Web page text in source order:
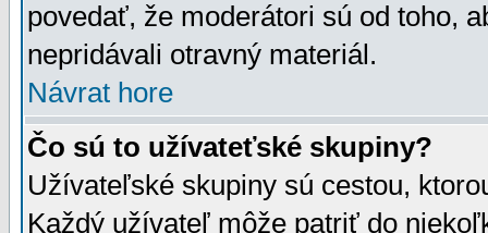
povedať, že moderátori sú od toho,
nepridávali otravný materiál.
Návrat hore
Čo sú to užívateťské skupiny?
Užívateľské skupiny sú cestou,
Každý užívateľ môže patriť do